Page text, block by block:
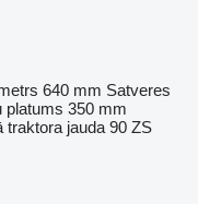
640 mm Satveres
platums 350 mm
traktora jauda 90 ZS